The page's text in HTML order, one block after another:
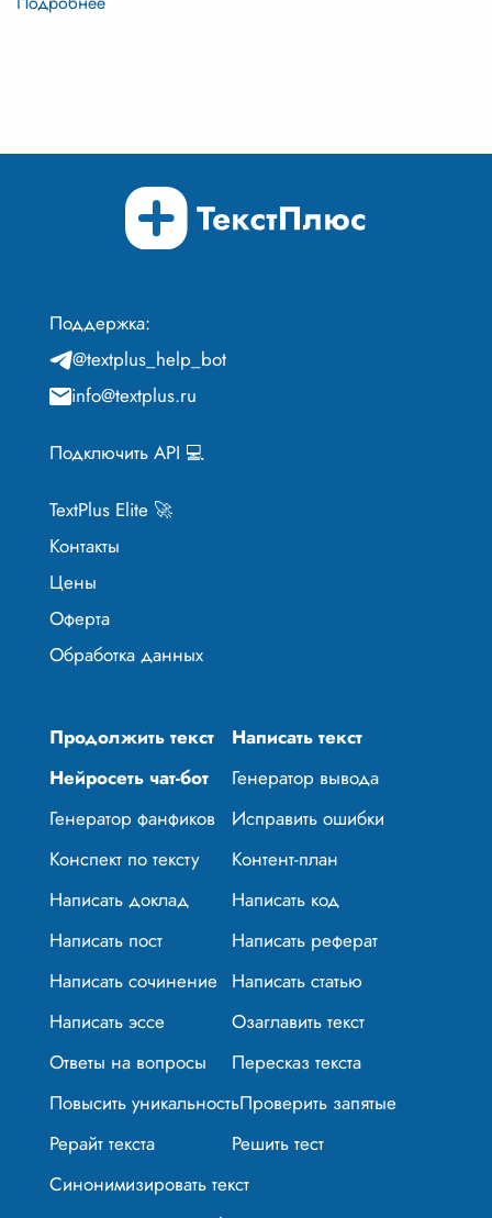
Поддержка:
@textplus_help_bot
info@textplus.ru
Подключить API 💻
TextPlus Elite 🚀
Контакты
Цены
Оферта
Обработка данных
Продолжить текст
Написать текст
Нейросеть чат-бот
Генератор вывода
Генератор фанфиков
Исправить ошибки
Конспект по тексту
Контент-план
Написать доклад
Написать код
Написать пост
Написать реферат
Написать сочинение Написать статью
Написать эссе
Озаглавить текст
Ответы на вопросы
Пересказ текста
Повысить уникальностьПроверить запятые
Рерайт текста
Решить тест
Синонимизировать текст